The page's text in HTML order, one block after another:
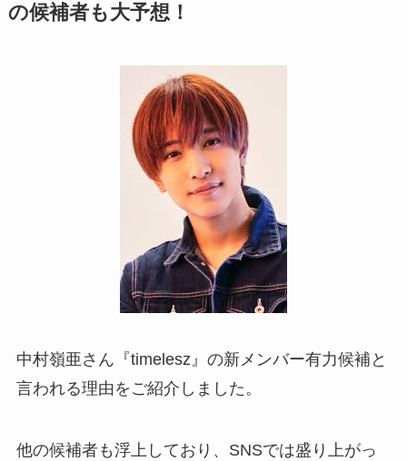
の候補者も大予想！
中村嶺亜さん『timelesz』の新メンバー有力候補と
言われる理由をご紹介しました。
他の候補者も浮上しており、SNSでは盛り上がっ